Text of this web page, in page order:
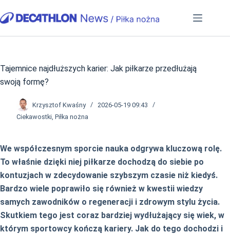
do
Tajemnice najdłuższych karier: Jak piłkarze przedłużają
swoją formę?
Krzysztof Kwaśny
2026-05-19 09:43
Ciekawostki, Piłka nożna
We współczesnym sporcie nauka odgrywa kluczową rolę.
To właśnie dzięki niej piłkarze dochodzą do siebie po
kontuzjach w zdecydowanie szybszym czasie niż kiedyś.
Bardzo wiele poprawiło się również w kwestii wiedzy
samych zawodników o regeneracji i zdrowym stylu życia.
Skutkiem tego jest coraz bardziej wydłużający się wiek, w
którym sportowcy kończą kariery. Jak do tego dochodzi i